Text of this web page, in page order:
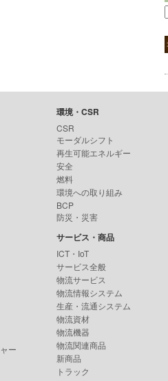
ー
環境・CSR
CSR
モーダルシフト
再生可能エネルギー
安全
燃料
環境への取り組み
BCP
防災・災害
サービス・商品
ICT・IoT
サービス全般
物流サービス
物流情報システム
生産・流通システム
物流資材
物流機器
物流関連商品
新商品
トラック